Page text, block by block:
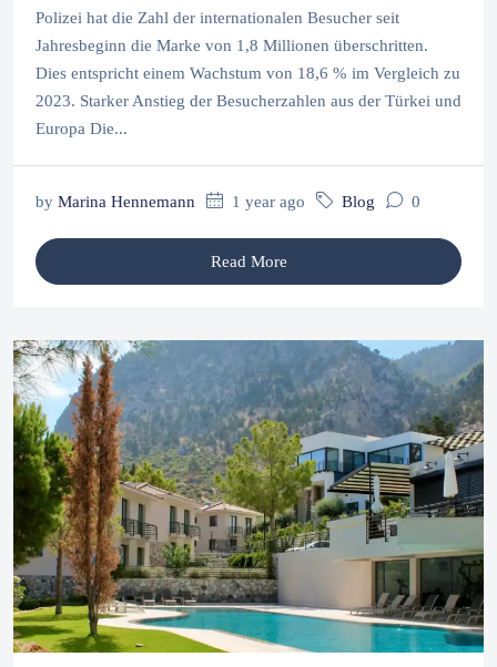
Polizei hat die Zahl der internationalen Besucher seit
Jahresbeginn die Marke von 1,8 Millionen überschritten.
Dies entspricht einem Wachstum von 18,6 % im Vergleich zu
2023. Starker Anstieg der Besucherzahlen aus der Türkei und
Europa Die...
by Marina Hennemann 1 year ago Blog 0
Read More